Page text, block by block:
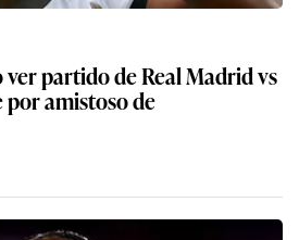
ver partido de Real Madrid vs
amistoso de